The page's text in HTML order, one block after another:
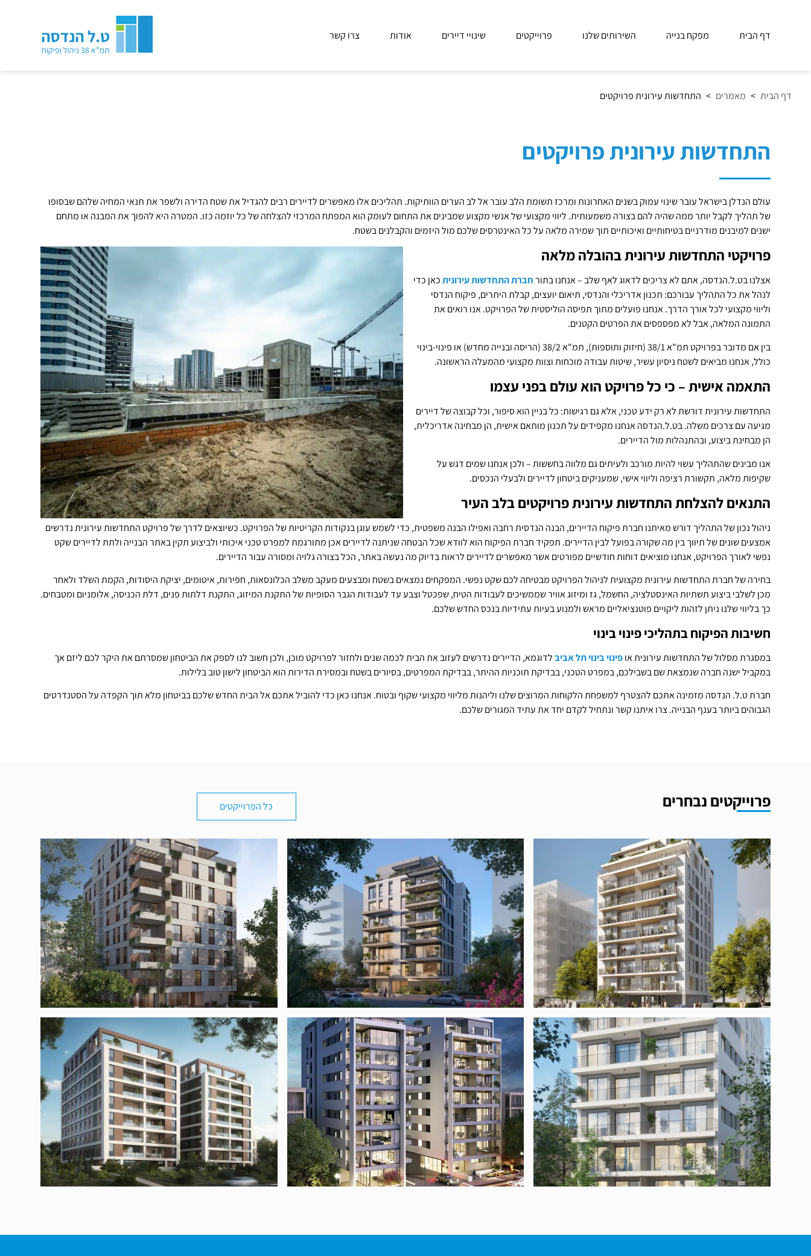
דף הבית מפקח בנייה השירותים שלנו פרוייקטים שינויי דיירים אודות צרו קשר
דף הבית > מאמרים > התחדשות עירונית פרויקטים
התחדשות עירונית פרויקטים
עולם הנדלן בישראל עובר שינוי עמוק בשנים האחרונות ומרכז תשומת הלב עובר אל לב הערים הוותיקות. תהליכים אלו מאפשרים לדיירים רבים להגדיל את שטח הדירה ולשפר את תנאי המחיה שלהם שבסופו
של תהליך לקבל יותר ממה שהיה להם בצורה משמעותית. ליווי מקצועי של אנשי מקצוע שמבינים את התחום לעומק הוא המפתח המרכזי להצלחה של כל יוזמה כזו. המטרה היא להפוך את המבנה או מתחם
ישנים למיבנים מודרניים בטיחותיים ואיכותיים תוך שמירה מלאה על כל האינטרסים שלכם מול היזמים והקבלנים בשטח.
פרויקטי התחדשות עירונית בהובלה מלאה
אצלנו בט.ל.הנדסה, אתם לא צריכים לדאוג לאף שלב – אנחנו בתורחברת התחדשות עירוניתכאן כדי
לנהל את כל התהליך עבורכם: תכנון אדריכלי והנדסי, תיאום יועצים, קבלת היתרים, פיקוח הנדסי
וליווי מקצועי לכל אורך הדרך. אנחנו פועלים מתוך תפיסה הוליסטית של הפרויקט. אנו רואים את
התמונה המלאה, אבל לא מפספסים את הפרטים הקטנים.
בין אם מדובר בפרויקט תמ"א 38/1 (חיזוק ותוספות), תמ"א 38/2 (הריסה ובנייה מחדש) או פינוי-בינוי
כולל, אנחנו מביאים לשטח ניסיון עשיר, שיטות עבודה מוכחות וצוות מקצועי מהמעלה הראשונה.
התאמה אישית – כי כל פרויקט הוא עולם בפני עצמו
התחדשות עירונית דורשת לא רק ידע טכני, אלא גם רגישות: כל בניין הוא סיפור, וכל קבוצה של דיירים
מגיעה עם צרכים משלה. בט.ל.הנדסה אנחנו מקפידים על תכנון מותאם אישית, הן מבחינה אדריכלית,
הן מבחינת ביצוע, ובהתנהלות מול הדיירים.
אנו מבינים שהתהליך עשוי להיות מורכב ולעיתים גם מלווה בחששות – ולכן אנחנו שמים דגש על
שקיפות מלאה, תקשורת רציפה וליווי אישי, שמעניקים ביטחון לדיירים ולבעלי הנכסים.
התנאים להצלחת התחדשות עירונית פרויקטים בלב העיר
ניהול נכון של התהליך דורש מאיתנו חברת פיקוח הדיירים, הבנה הנדסית רחבה ואפילו הבנה משפטית, כדי לשמש עוגן בנקודות הקריטיות של הפרויקט. כשיוצאים לדרך של פרויקט התחדשות עירונית נדרשים
אמצעים שונים של תיווך בין מה שקורה בפועל לבין הדיירים. תפקיד חברת הפיקוח הוא לוודא שכל הבטחה שניתנה לדיירים אכן מתורגמת למפרט טכני איכותי ולביצוע תקין באתר הבנייה ולתת לדיירים שקט
נפשי לאורך הפרויקט, אנחנו מוציאים דוחות חודשיים מפורטים אשר מאפשרים לדיירים לראות בדיוק מה נעשה באתר, הכל בצורה גלויה ומסורה עבור הדיירים.
בחירה של חברת התחדשות עירונית מקצועית לניהול הפרויקט מבטיחה לכם שקט נפשי. המפקחים נמצאים בשטח ומבצעים מעקב משלב הכלונסאות, חפירות, איטומים, יציקת היסודות, הקמת השלד ולאחר
מכן לשלבי ביצוע תשתיות האינסטלציה, החשמל, גז ומיזוג אוויר שממשיכים לעבודות הטיח, שפכטל וצבע עד לעבודות הגבר הסופיות של התקנת המיזוג, התקנת דלתות פנים, דלת הכניסה, אלומניום ומטבחים.
כך בליווי שלנו ניתן לזהות ליקויים פוטנציאליים מראש ולמנוע בעיות עתידיות בנכס החדש שלכם.
חשיבות הפיקוח בתהליכי פינוי בינוי
במסגרת מסלול של התחדשות עירונית אופינוי בינוי תל אביבלדוגמא, הדיירים נדרשים לעזוב את הבית לכמה שנים ולחזור לפרויקט מוכן, ולכן חשוב לנו לספק את הביטחון שמסרתם את היקר לכם ליזם אך
במקביל ישנה חברה שנמצאת שם בשבילכם, במפרט הטכני, בבדיקת תוכניות ההיתר, בבדיקת המפרטים, בסיורים בשטח ובמסירת הדירות הוא הביטחון לישון טוב בלילות.
חברת ט.ל. הנדסה מזמינה אתכם להצטרף למשפחת הלקוחות המרוצים שלנו וליהנות מליווי מקצועי שקוף ובטוח. אנחנו כאן כדי להוביל אתכם אל הבית החדש שלכם בביטחון מלא תוך הקפדה על הסטנדרטים
הגבוהים ביותר בענף הבנייה. צרו איתנו קשר ונתחיל לקדם יחד את עתיד המגורים שלכם.
פרוייקטים נבחרים כל הפרוייקטים
ז׳בוטינסקי 101 ת"א המאירי 7 ת"א המאירי 7 ת"א
הלסינקי תל אביב הגרא כפר סבא האמוראים ת"א